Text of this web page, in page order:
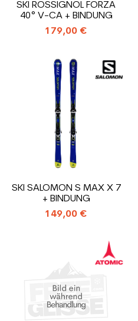
SKI ROSSIGNOL FORZA
40° V-CA + BINDUNG
179,00 €
SKI SALOMON S MAX X 7
+ BINDUNG
149,00 €